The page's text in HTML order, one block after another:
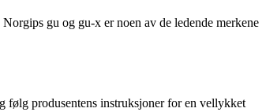
gu og gu-x er noen av de ledende merkene
følg produsentens instruksjoner for en vellykket